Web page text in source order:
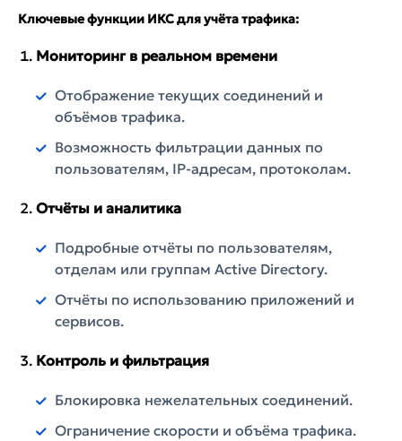
Ключевые функции ИКС для учёта трафика:
Мониторинг в реальном времени
Отображение текущих соединений и
объёмов трафика.
Возможность фильтрации данных по
пользователям, IP-адресам, протоколам.
Отчёты и аналитика
Подробные отчёты по пользователям,
отделам или группам Active Directory.
Отчёты по использованию приложений и
сервисов.
Контроль и фильтрация
Блокировка нежелательных соединений.
Ограничение скорости и объёма трафика.